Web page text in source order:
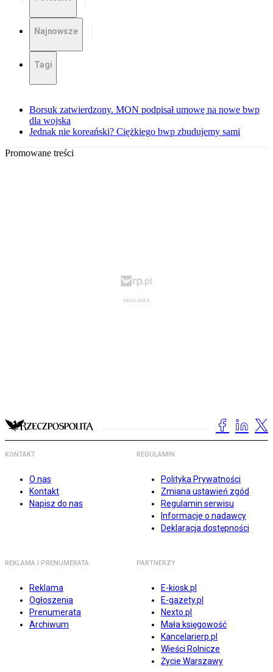
Najnowsze
Tagi
Borsuk zatwierdzony. MON podpisał umowę na nowe bwp
dla wojska
Jednak nie koreański? Ciężkiego bwp zbudujemy sami
Promowane treści
KONTAKT
O nas
Kontakt
Napisz do nas
REGULAMIN
Polityka Prywatności
Zmiana ustawień zgód
Regulamin serwisu
Informacje o nadawcy
Deklaracja dostępności
REKLAMA I PRENUMERATA
Reklama
Ogłoszenia
Prenumerata
Archiwum
PARTNERZY
E-kiosk.pl
E-gazety.pl
Nexto.pl
Mała księgowość
Kancelarierp.pl
Wieści Rolnicze
Życie Warszawy